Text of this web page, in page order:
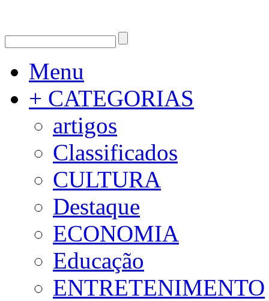
Menu
+ CATEGORIAS
artigos
Classificados
CULTURA
Destaque
ECONOMIA
Educação
ENTRETENIMENTO